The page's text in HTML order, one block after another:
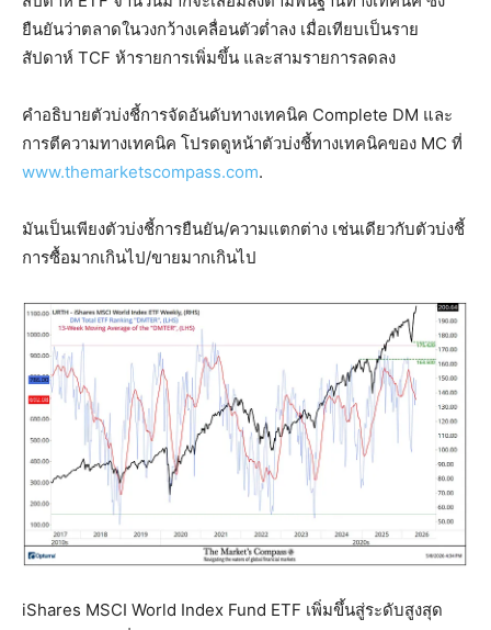
ยืนยันว่าตลาดในวงกว้างเคลื่อนตัวต่ำลง เมื่อเทียบเป็นราย
สัปดาห์ TCF ห้ารายการเพิ่มขึ้น และสามรายการลดลง
คำอธิบายตัวบ่งชี้การจัดอันดับทางเทคนิค Complete DM และ
การตีความทางเทคนิค โปรดดูหน้าตัวบ่งชี้ทางเทคนิคของ MC ที่
www.themarketscompass.com.
มันเป็นเพียงตัวบ่งชี้การยืนยัน/ความแตกต่าง เช่นเดียวกับตัวบ่งชี้
การซื้อมากเกินไป/ขายมากเกินไป
iShares MSCI World Index Fund ETF เพิ่มขึ้นสู่ระดับสูงสุด